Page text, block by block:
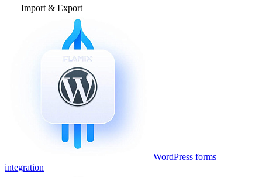
Import & Export
WordPress forms
integration